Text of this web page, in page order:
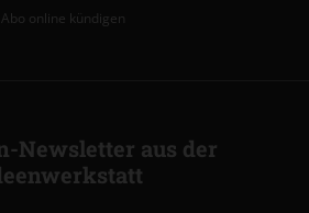
Abo online kündigen
Newsletter aus der